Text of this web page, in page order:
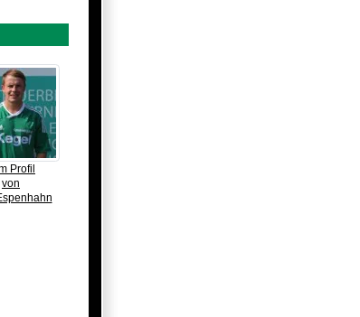
Profil
von